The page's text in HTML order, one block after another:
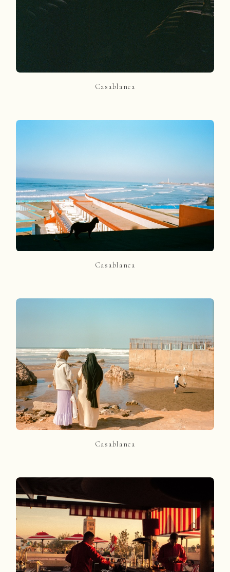
Casablanca
Casablanca
Casablanca